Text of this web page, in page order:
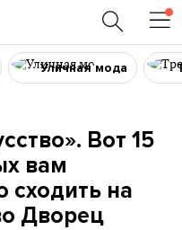
Уличная мода
Вот 15
вам
сходить на
Дворец